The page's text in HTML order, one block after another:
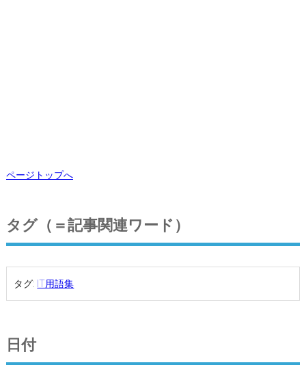
ページトップへ
タグ（＝記事関連ワード）
タグ: IT用語集
日付